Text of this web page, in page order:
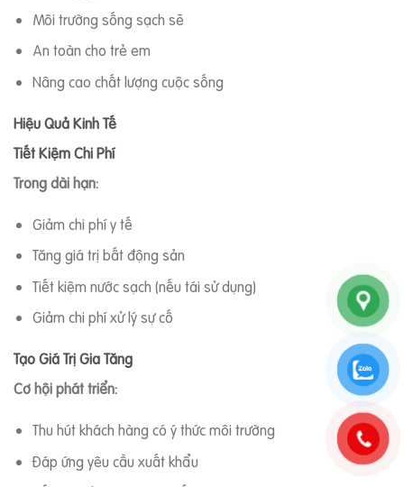
Môi trường sống sạch sẽ
An toàn cho trẻ em
Nâng cao chất lượng cuộc sống
Hiệu Quả Kinh Tế
Tiết Kiệm Chi Phí
Trong dài hạn:
Giảm chi phí y tế
Tăng giá trị bất động sản
Tiết kiệm nước sạch (nếu tái sử dụng)
Giảm chi phí xử lý sự cố
Tạo Giá Trị Gia Tăng
Cơ hội phát triển:
Thu hút khách hàng có ý thức môi trường
Đáp ứng yêu cầu xuất khẩu